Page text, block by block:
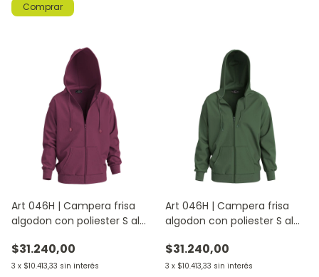
Comprar
Art 046H | Campera frisa
algodon con poliester S al
$31.240,00
3 x $10.413,33 sin interés
Art 046H | Campera frisa
algodon con poliester S al
$31.240,00
3 x $10.413,33 sin interés